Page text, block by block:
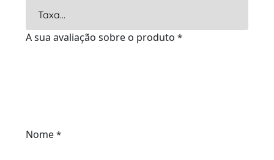
A sua avaliação sobre o produto *
Nome *